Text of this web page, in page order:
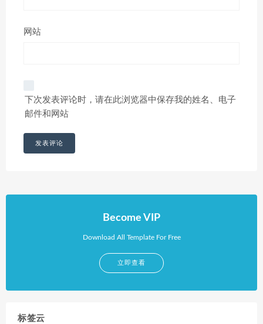
网站
下次发表评论时，请在此浏览器中保存我的姓名、电子
邮件和网站
Become VIP
Download All Template For Free
立即查看
标签云